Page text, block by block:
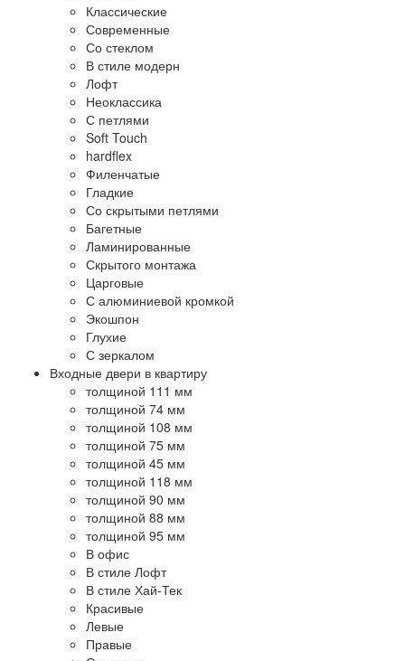
Классические
Современные
Со стеклом
В стиле модерн
Лофт
Неоклассика
С петлями
Soft Touch
hardflex
Филенчатые
Гладкие
Со скрытыми петлями
Багетные
Ламинированные
Скрытого монтажа
Царговые
С алюминиевой кромкой
Экошпон
Глухие
С зеркалом
Входные двери в квартиру
толщиной 111 мм
толщиной 74 мм
толщиной 108 мм
толщиной 75 мм
толщиной 45 мм
толщиной 118 мм
толщиной 90 мм
толщиной 88 мм
толщиной 95 мм
В офис
В стиле Лофт
В стиле Хай-Тек
Красивые
Левые
Правые